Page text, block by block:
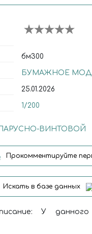
бм300
БУМАЖНОЕ МОД.
25.01.2026
1/200
ВИНТОВОЙ
Прокомментируйте
Искать в базе данных
У